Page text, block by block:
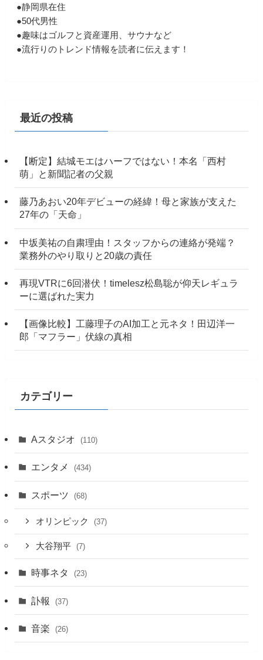
●静岡県在住
●50代男性
●趣味はゴルフと資産運用、サウナなど
●流行りのトレンド情報を読者に伝えます！
最近の投稿
【断定】結城モエはハーフではない！本名「西村
萌」と新聞記者の父親
藤乃あおい20年デビューの経緯！母と家族が支えた
27年の「天命」
中坂美祐の自粛理由！スタッフからの連絡が発端？
業務外のやり取りと20歳の責任
再現VTRに6回潜伏！timelesz松島聡が仰天レギュラ
ーに選ばれた実力
【画像比較】工藤理子のAI加工と元ネタ！田辺洋一
郎「マフラー」伏線の真相
カテゴリー
Aスタジオ (110)
エンタメ (434)
スポーツ (68)
オリンピック (37)
大谷翔平 (7)
時事ネタ (23)
訃報 (37)
音楽 (26)